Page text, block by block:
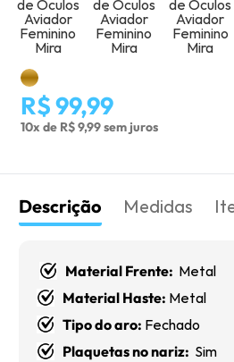
R$ 99,99
10x de R$ 9,99 sem juros
Descrição Medidas
Material Frente: Metal
Material Haste: Metal
Tipo do aro: Fechado
Plaquetas no nariz: Sim